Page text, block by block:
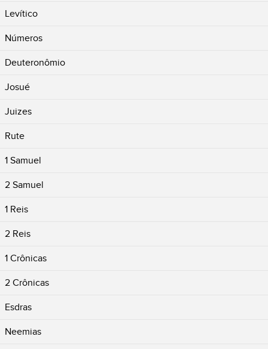
Levítico
Números
Deuteronômio
Josué
Juizes
Rute
1 Samuel
2 Samuel
1 Reis
2 Reis
1 Crônicas
2 Crônicas
Esdras
Neemias